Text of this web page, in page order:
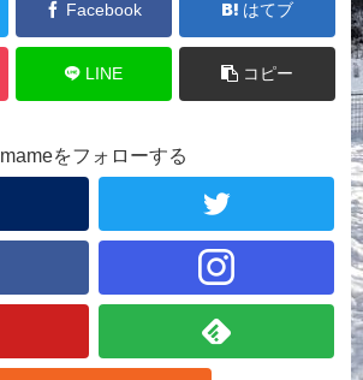
Facebook はてブ
LINE コピー
mameをフォローする